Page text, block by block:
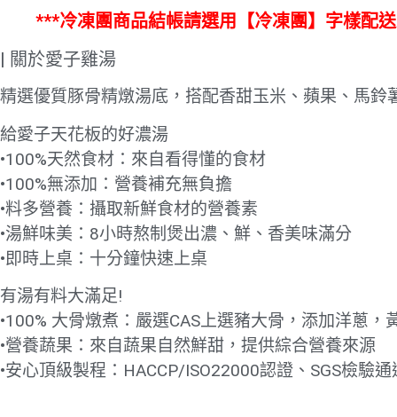
***冷凍團商品結帳請選用【冷凍團】字樣配
| 關於愛子雞湯
精選優質豚骨精燉湯底，搭配香甜玉米、蘋果、馬
給愛子天花板的好濃湯
•100%天然食材：來自看得懂的食材
•100%無添加：營養補充無負擔
•料多營養：攝取新鮮食材的營養素
•湯鮮味美：8小時熬制煲出濃、鮮、香美味滿分
•即時上桌：十分鐘快速上桌
有湯有料大滿足!
•100% 大骨燉煮：嚴選CAS上選豬大骨，添加洋蔥，
•營養蔬果：來自蔬果自然鮮甜，提供綜合營養來源
•安心頂級製程：HACCP/ISO22000認證、SGS檢驗通